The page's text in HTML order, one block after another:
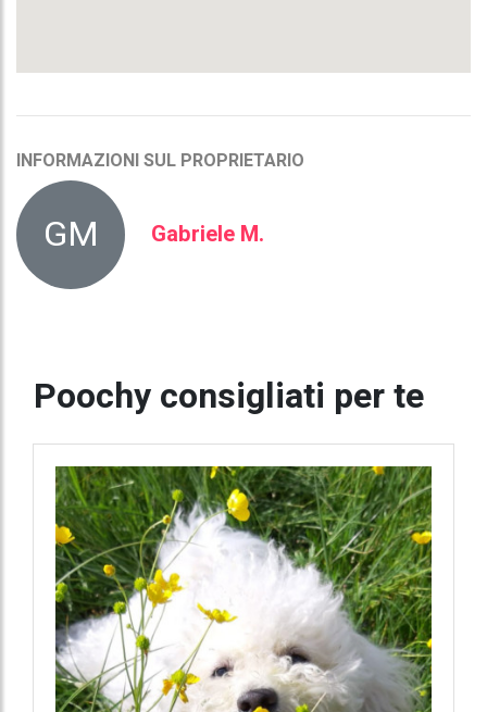
INFORMAZIONI SUL PROPRIETARIO
GM Gabriele M.
Poochy consigliati per te